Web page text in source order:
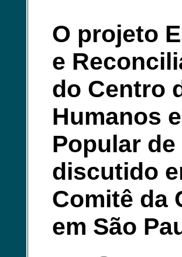
O projeto
e
do Centro
Humanos
Popular
discutido
Comitê da
em São